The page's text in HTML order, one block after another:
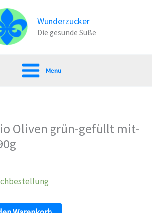
Wunderzucker
Die gesunde Süße
Menu
Oliven grün-gefüllt mit-